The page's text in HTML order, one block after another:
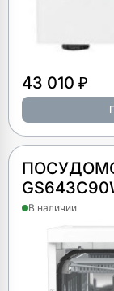
43 010 ₽
В наличии